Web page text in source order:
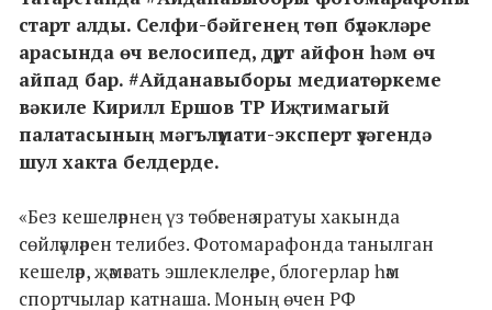
старт алды. Селфи-бәйгенең төп бүләкләре
арасында өч велосипед, дүрт айфон һәм өч
айпад бар. #Айданавыборы медиатөркеме
вәкиле Кирилл Ершов ТР Иҗтимагый
палатасының мәгълүмати-эксперт үзәгендә
шул хакта белдерде.
«Без кешеләрнең үз төбәгенә яратуы хакында
сөйләүләрен телибез. Фотомарафонда танылган
кешеләр, җәмәгать эшлеклеләре, блогерлар һәм
спортчылар катнаша. Моның өчен РФ